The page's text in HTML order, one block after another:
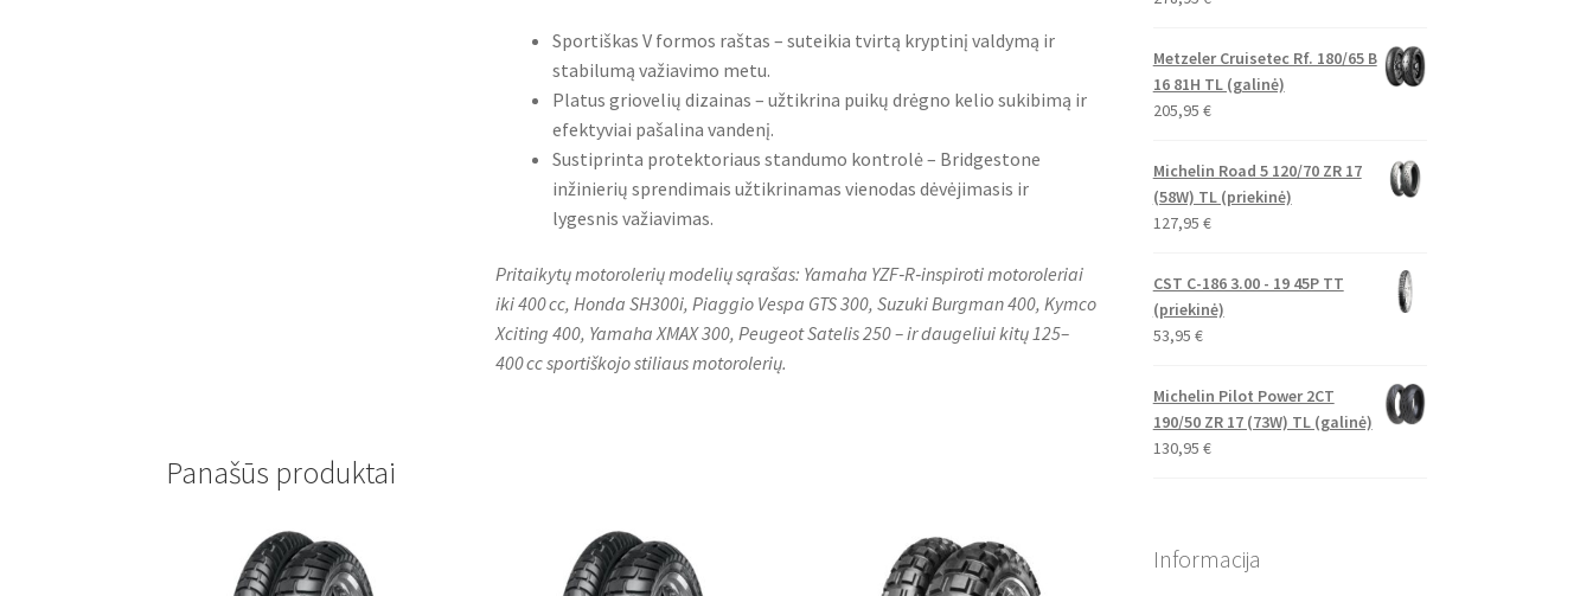
Sportiškas V formos raštas – suteikia tvirtą kryptinį valdymą ir
stabilumą važiavimo metu.
Platus griovelių dizainas – užtikrina puikų drėgno kelio sukibimą ir
efektyviai pašalina vandenį.
Sustiprinta protektoriaus standumo kontrolė – Bridgestone
inžinierių sprendimais užtikrinamas vienodas dėvėjimasis ir
lygesnis važiavimas.
Pritaikytų motorolerių modelių sąrašas: Yamaha YZF‑R‑inspiroti motoroleriai
iki 400 cc, Honda SH300i, Piaggio Vespa GTS 300, Suzuki Burgman 400, Kymco
Xciting 400, Yamaha XMAX 300, Peugeot Satelis 250 – ir daugeliui kitų 125–
400 cc sportiškojo stiliaus motorolerių.
Panašūs produktai
Metzeler Cruisetec Rf. 180/65 B
16 81H TL (galinė)
205,95 €
Michelin Road 5 120/70 ZR 17
(58W) TL (priekinė)
127,95 €
CST C-186 3.00 - 19 45P TT
(priekinė)
53,95 €
Michelin Pilot Power 2CT
190/50 ZR 17 (73W) TL (galinė)
130,95 €
Informacija